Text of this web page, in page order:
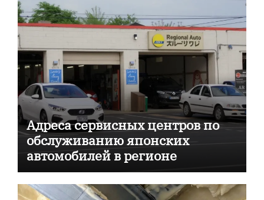
Адреса сервисных центров по
обслуживанию японских
автомобилей в регионе